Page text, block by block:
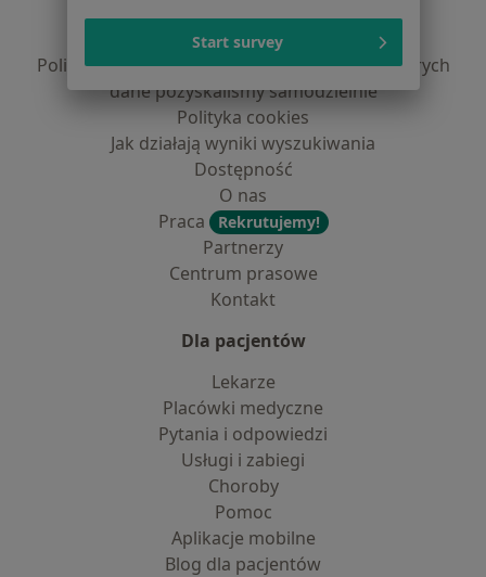
Polityka prywatności pacjentów
Polityka prywatności profesjonalistów
Polityka prywatności dla profesjonalistów, których
dane pozyskaliśmy samodzielnie
Polityka cookies
Jak działają wyniki wyszukiwania
Dostępność
O nas
Praca
Rekrutujemy!
Partnerzy
Centrum prasowe
Kontakt
Dla pacjentów
Lekarze
Placówki medyczne
Pytania i odpowiedzi
Usługi i zabiegi
Choroby
Pomoc
Aplikacje mobilne
Blog dla pacjentów
Start survey